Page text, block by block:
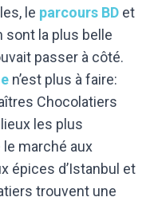
le parcours BD et
la plus belle
passer à côté.
n’est plus à faire:
Chocolatiers
les plus
le marché aux
épices d’Istanbul et
trouvent une